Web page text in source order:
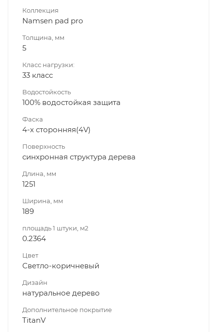
Коллекция
Namsen pad pro
Толщина, мм
5
Класс нагрузки:
33 класс
Водостойкость
100% водостойкая защита
Фаска
4-х сторонняя(4V)
Поверхность
синхронная структура дерева
Длина, мм
1251
Ширина, мм
189
площадь 1 штуки, м2
0.2364
Цвет
Светло-коричневый
Дизайн
натуральное дерево
Дополнительное покрытие
TitanV